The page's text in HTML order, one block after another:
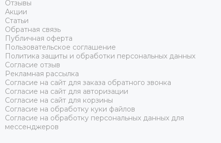
Отзывы
Акции
Статьи
Обратная связь
Публичная оферта
Пользовательское соглашение
Политика защиты и обработки персональных данных
Согласие отзыв
Рекламная рассылка
Согласие на сайт для заказа обратного звонка
Согласие на сайт для авторизации
Согласие на сайт для корзины
Согласие на обработку куки файлов
Согласие на обработку персональных данных для
мессенджеров